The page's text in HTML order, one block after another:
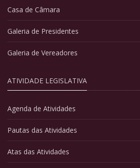
Casa de Câmara
Galeria de Presidentes
Galeria de Vereadores
ATIVIDADE LEGISLATIVA
Agenda de Atividades
Pautas das Atividades
Atas das Atividades